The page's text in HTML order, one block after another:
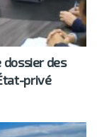
des
privé